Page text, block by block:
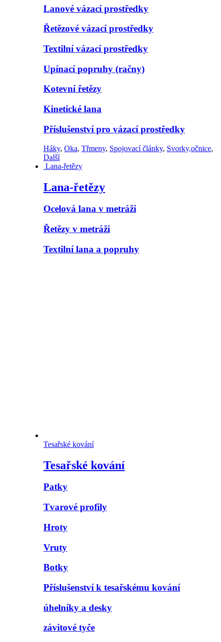
Lanové vázací prostředky
Řetězové vázací prostředky
Textilní vázací prostředky
Upínací popruhy (račny)
Kotevní řetězy
Kinetické lana
Příslušenství pro vázací prostředky
Háky, Oka, Třmeny, Spojovací články, Svorky,očnice,
Další
Lana-řetězy
Lana-řetězy
Ocelová lana v metráži
Řetězy v metráži
Textilní lana a popruhy
Tesařské kování
Tesařské kování
Patky
Tvarové profily
Hroty
Vruty
Botky
Příslušenství k tesařskému kování
úhelníky a desky
závitové tyče